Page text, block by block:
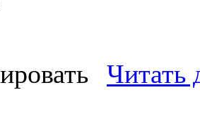
Читать